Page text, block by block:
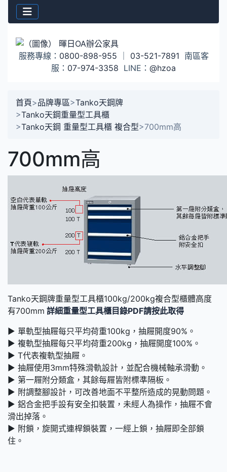
服務專線： 0800-898-955 03-521-7891 南區客
服： 07-974-3358 LINE： @hzoa
首頁>品牌專區>Tanko天鋼牌
>Tanko天鋼重量型工具櫃
>Tanko天鋼 重量型工具櫃 複合型>700mm高
700mm高
Tanko天鋼牌重量型工具櫃100kg/200kg複合型櫃體高度
有700mm 詳細重量型工具櫃目錄PDF請按此取得
► 單軌型抽屜每只平均荷重100kg，抽屜開度90%。
► 複軌型抽屜每只平均荷重200kg，抽屜開度100%。
► T代表複軌型抽屜。
► 抽屜使用3mm特殊滑軌設計，並配合機械軸承滑動。
► 第一屜附分類盒，其餘每屜皆附標準隔板。
► 附調整腳設計，可改善地面不平整所造成的晃動問題。
► 鋁合金把手設有安全扣裝置，未經人為操作，抽屜不會
滑出掉落。
► 附鎖，旋開式連桿鎖裝置，一經上鎖，抽屜即全部鎖
住。